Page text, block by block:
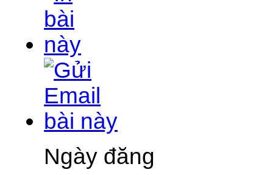
Ngày đăng